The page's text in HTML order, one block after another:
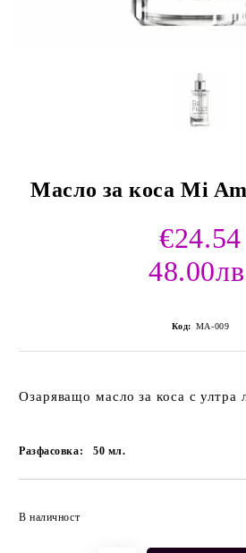
Масло за коса Mi
€24.54
Код: MA-009
Озаряващо масло за коса с ултра
Разфасовка: 50 мл.
В наличност